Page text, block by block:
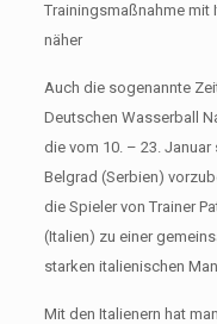
Trainingsmaßnahme
näher
Auch die sogenannte
Deutschen Wasserball
die vom 10. – 23.
Belgrad (Serbien)
die Spieler von Trainer
(Italien) zu einer
starken italienischen
Mit den Italienern hat